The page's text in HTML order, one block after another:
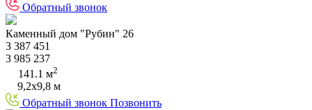
Обратный звонок
Каменный дом "Рубин" 26
3 387 451
3 985 237
141.1 м2
9,2х9,8 м
Обратный звонок Позвонить